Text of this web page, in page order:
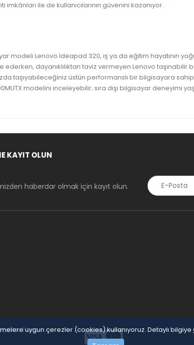
ile de kullanıcılarının güvenini kazanıyor.
modeli Lenovo Ideapad 320, iş ya da eğitim hayatının
ederken, dayanıklılıktan taviz vermeyen Lenovo
taşıyabileceğiniz üstün performanslı bir bilgisayara
modelini inceleyebilir; sıra dışı bilgisayar deneyimi
uygun çerezler (cookies) kullanıyoruz. Detaylı bilgiye
KAYIT OLUN
haberdar olmak için kayıt olun.
Tüm